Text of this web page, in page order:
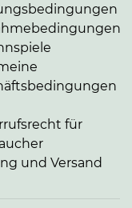
für
und Versand